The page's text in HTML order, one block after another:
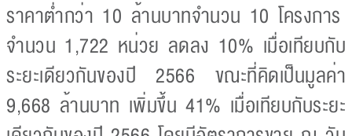
ราคาต่ำกว่า 10 ล้านบาทจำนวน 10 โครงการ
จำนวน 1,722 หน่วย ลดลง 10% เมื่อเทียบกับ
ระยะเดียวกันของปี 2566 ขณะที่คิดเป็นมูลค่า
9,668 ล้านบาท เพิ่มขึ้น 41% เมื่อเทียบกับระยะ